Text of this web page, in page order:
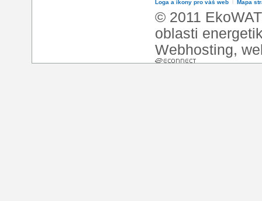
Loga a ikony pro váš web Mapa
© 2011
oblasti
Webhosting,